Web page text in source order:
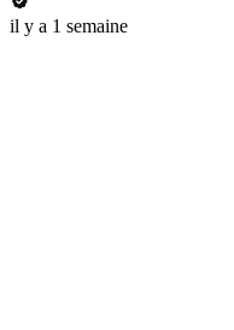
il y a 1 semaine